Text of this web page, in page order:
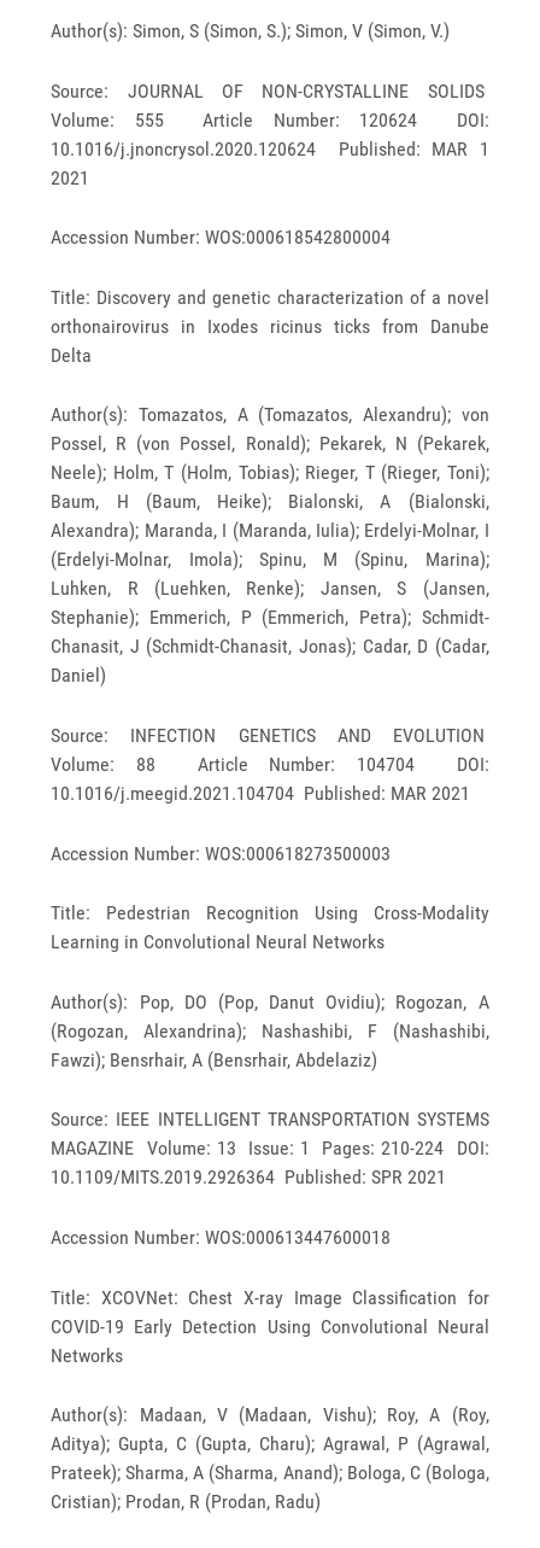
Author(s): Simon, S (Simon, S.); Simon, V (Simon, V.)
Source: JOURNAL OF NON-CRYSTALLINE SOLIDS
Volume: 555 Article Number: 120624 DOI:
10.1016/j.jnoncrysol.2020.120624 Published: MAR 1
2021
Accession Number: WOS:000618542800004
Title: Discovery and genetic characterization of a novel
orthonairovirus in Ixodes ricinus ticks from Danube
Delta
Author(s): Tomazatos, A (Tomazatos, Alexandru); von
Possel, R (von Possel, Ronald); Pekarek, N (Pekarek,
Neele); Holm, T (Holm, Tobias); Rieger, T (Rieger, Toni);
Baum, H (Baum, Heike); Bialonski, A (Bialonski,
Alexandra); Maranda, I (Maranda, Iulia); Erdelyi-Molnar, I
(Erdelyi-Molnar, Imola); Spinu, M (Spinu, Marina);
Luhken, R (Luehken, Renke); Jansen, S (Jansen,
Stephanie); Emmerich, P (Emmerich, Petra); Schmidt-
Chanasit, J (Schmidt-Chanasit, Jonas); Cadar, D (Cadar,
Daniel)
Source: INFECTION GENETICS AND EVOLUTION
Volume: 88 Article Number: 104704 DOI:
10.1016/j.meegid.2021.104704 Published: MAR 2021
Accession Number: WOS:000618273500003
Title: Pedestrian Recognition Using Cross-Modality
Learning in Convolutional Neural Networks
Author(s): Pop, DO (Pop, Danut Ovidiu); Rogozan, A
(Rogozan, Alexandrina); Nashashibi, F (Nashashibi,
Fawzi); Bensrhair, A (Bensrhair, Abdelaziz)
Source: IEEE INTELLIGENT TRANSPORTATION SYSTEMS
MAGAZINE Volume: 13 Issue: 1 Pages: 210-224 DOI:
10.1109/MITS.2019.2926364 Published: SPR 2021
Accession Number: WOS:000613447600018
Title: XCOVNet: Chest X-ray Image Classification for
COVID-19 Early Detection Using Convolutional Neural
Networks
Author(s): Madaan, V (Madaan, Vishu); Roy, A (Roy,
Aditya); Gupta, C (Gupta, Charu); Agrawal, P (Agrawal,
Prateek); Sharma, A (Sharma, Anand); Bologa, C (Bologa,
Cristian); Prodan, R (Prodan, Radu)